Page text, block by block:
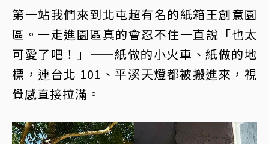
第一站我們來到北屯超有名的紙箱王創意園
區。一走進園區真的會忍不住一直說「也太
可愛了吧！」——紙做的小火車、紙做的地
標，連台北 101、平溪天燈都被搬進來，視
覺感直接拉滿。